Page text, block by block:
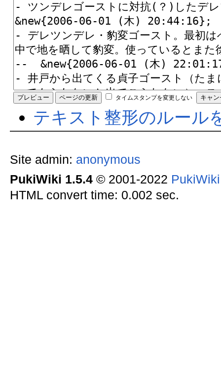
タイムスタンプを変更しない
テキスト整形のルール
Site admin: anonymous
PukiWiki 1.5.4© 2001-2022
HTML convert time: 0.002 sec.